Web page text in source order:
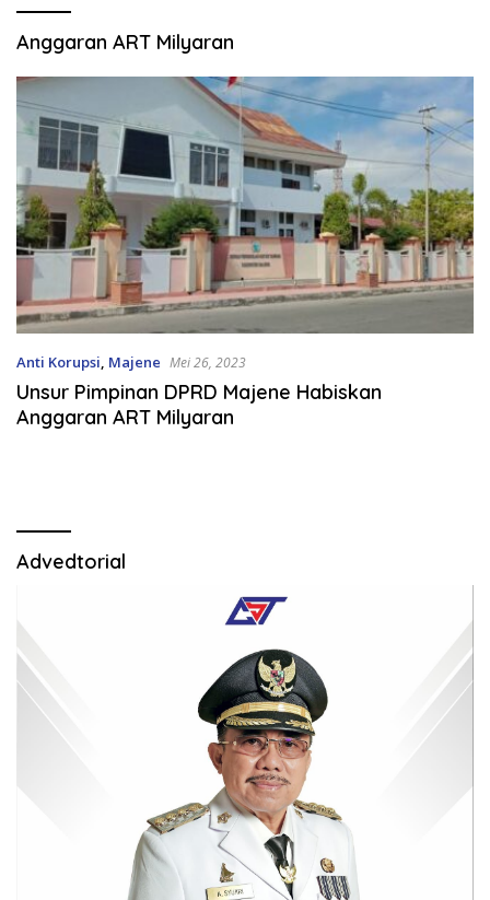
Anggaran ART Milyaran
Anti Korupsi, Majene Mei 26, 2023
Unsur Pimpinan DPRD Majene Habiskan
Anggaran ART Milyaran
Advedtorial